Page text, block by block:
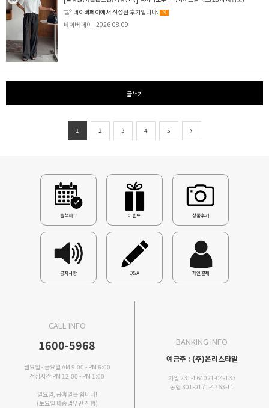
네이버페이에서 작성된 후기입니다.
N
네이버 페이 | 2026-08-09
글쓰기
1 2 3 4 5
출석체크 이벤트 상품후기
공지사항 Q&A 개인결제
CALL INFO
1600-5968
월요일 - 금요일 AM 9:00 - PM 6:00
점심시간 PM 12:00 - PM 1:00
일요일, 공휴일은 쉽니다!
(토요일 배송업무만 진행)
BANKING INFO
예금주 : (주)온리스타일
기업 231-164021-04-133
농협 301-0171-4763-11